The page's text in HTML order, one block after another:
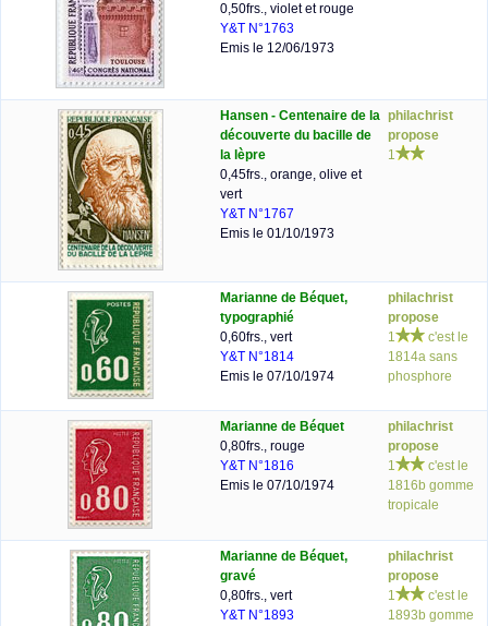
0,50frs., violet et rouge
Y&T N°1763
Emis le 12/06/1973
Hansen - Centenaire de la
découverte du bacille de
la lèpre
0,45frs., orange, olive et
vert
Y&T N°1767
Emis le 01/10/1973
philachrist
propose
1
Marianne de Béquet,
typographié
0,60frs., vert
Y&T N°1814
Emis le 07/10/1974
philachrist
propose
1
c'est le
1814a sans
phosphore
Marianne de Béquet
0,80frs., rouge
Y&T N°1816
Emis le 07/10/1974
philachrist
propose
1
c'est le
1816b gomme
tropicale
Marianne de Béquet,
gravé
0,80frs., vert
Y&T N°1893
philachrist
propose
1
c'est le
1893b gomme